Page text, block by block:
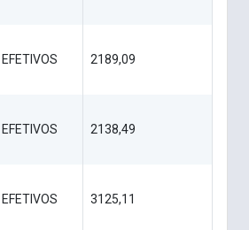
EFETIVOS 2189,09
EFETIVOS 2138,49
EFETIVOS 3125,11